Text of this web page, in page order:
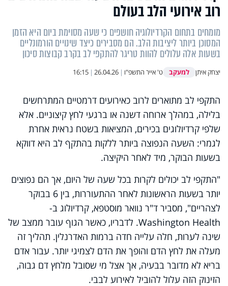
רוב אירועי הלב בעולם
מומחים בתחום הקרדיולוגיה חושפים כי שעה מסוימת ביום היא הזמן
המסוכן ביותר ליציבות הלב. הם מסבירים כיצד שינויים הורמונליים
בשעות אלה עלולים להוות טריגר להתקפי לב בקרב קבוצות סיכון
יצחק איתן למעקב ט' אייר התשפ"ו |
26.04.26
|
16:15
התקפי לב מתוארים לרוב כאירועים דרמטיים המתרחשים
בלילה, במהלך ארוחה דשנה או ברגעי לחץ קיצוניים. אלא
שלפי קרדיולוגים בכירים, המציאות בשטח נראית אחרת
לגמרי: השעה הנפוצה ביותר ללקות בהתקף לב היא דווקא
בשעות הבוקר, מיד לאחר היקיצה.
"התקפי לב יכולים לקרות בכל שעה של היום, אך הם נפוצים
יותר בשעות הראשונות לאחר ההתעוררות, בין 6 בבוקר
לצהריים", מסביר ד"ר נוואר מוסטפא, קרדיולוג ב-
Washington Health. לדבריו, כאשר הגוף עובר ממצב של
שינה לערות, חלה עלייה חדה ברמות האדרנלין. תהליך זה
מעלה את לחץ הדם והופך את הדם לצמיגי יותר. עבור אדם
בריא לא מדובר בבעיה, אך אצל מי שסובל מלחץ דם גבוה,
הזינוק הזה עלול להוביל לאירוע לבבי.